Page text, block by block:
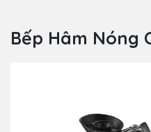
Bếp Hâm Nóng